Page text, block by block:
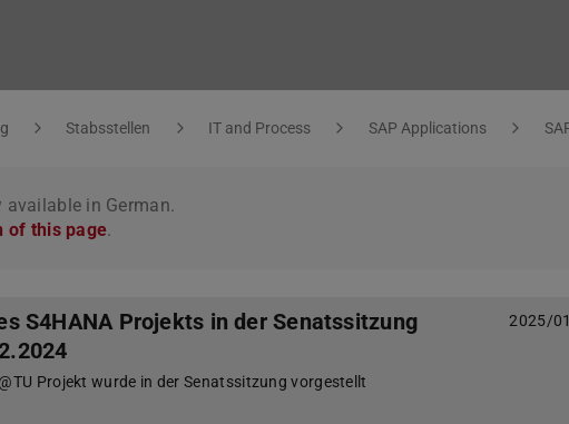
Stabsstellen IT and Process SAP Applications
in German.
of this page.
S4HANA Projekts in der Senatssitzung
2025/
Projekt wurde in der Senatssitzung vorgestellt